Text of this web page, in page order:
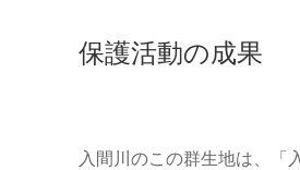
保護活動の成果
入間川のこの群生地は、「